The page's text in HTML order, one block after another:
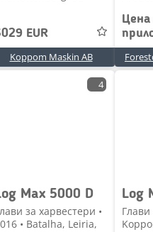
EUR
Koppom Maskin AB
Цена
4
Max 5000 D
за харвестери •
• Batalha, Leiria,
Глави